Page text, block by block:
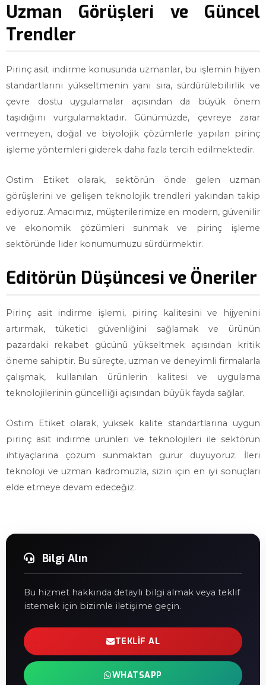
Uzman Görüşleri ve Güncel
Trendler
Pirinç asit indirme konusunda uzmanlar, bu işlemin hijyen
standartlarını yükseltmenin yanı sıra, sürdürülebilirlik ve
çevre dostu uygulamalar açısından da büyük önem
taşıdığını vurgulamaktadır. Günümüzde, çevreye zarar
vermeyen, doğal ve biyolojik çözümlerle yapılan pirinç
işleme yöntemleri giderek daha fazla tercih edilmektedir.
Ostim Etiket olarak, sektörün önde gelen uzman
görüşlerini ve gelişen teknolojik trendleri yakından takip
ediyoruz. Amacımız, müşterilerimize en modern, güvenilir
ve ekonomik çözümleri sunmak ve pirinç işleme
sektöründe lider konumumuzu sürdürmektir.
Editörün Düşüncesi ve Öneriler
Pirinç asit indirme işlemi, pirinç kalitesini ve hijyenini
artırmak, tüketici güvenliğini sağlamak ve ürünün
pazardaki rekabet gücünü yükseltmek açısından kritik
öneme sahiptir. Bu süreçte, uzman ve deneyimli firmalarla
çalışmak, kullanılan ürünlerin kalitesi ve uygulama
teknolojilerinin güncelliği açısından büyük fayda sağlar.
Ostim Etiket olarak, yüksek kalite standartlarına uygun
pirinç asit indirme ürünleri ve teknolojileri ile sektörün
ihtiyaçlarına çözüm sunmaktan gurur duyuyoruz. İleri
teknoloji ve uzman kadromuzla, sizin için en iyi sonuçları
elde etmeye devam edeceğiz.
Bilgi Alın
Bu hizmet hakkında detaylı bilgi almak veya teklif
istemek için bizimle iletişime geçin.
TEKLIF AL
WHATSAPP